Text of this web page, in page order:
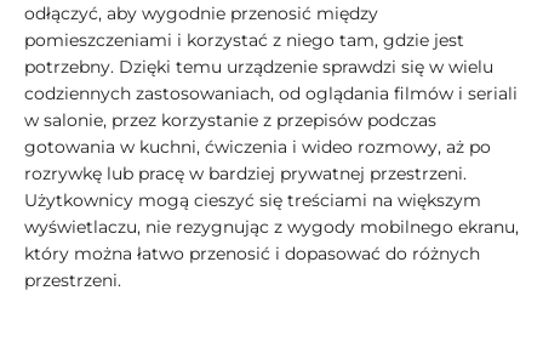
odłączyć, aby wygodnie przenosić między
pomieszczeniami i korzystać z niego tam, gdzie jest
potrzebny. Dzięki temu urządzenie sprawdzi się w wielu
codziennych zastosowaniach, od oglądania filmów i seriali
w salonie, przez korzystanie z przepisów podczas
gotowania w kuchni, ćwiczenia i wideo rozmowy, aż po
rozrywkę lub pracę w bardziej prywatnej przestrzeni.
Użytkownicy mogą cieszyć się treściami na większym
wyświetlaczu, nie rezygnując z wygody mobilnego ekranu,
który można łatwo przenosić i dopasować do różnych
przestrzeni.